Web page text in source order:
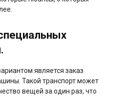
является заказ
Такой транспорт может
вещей за один раз, что